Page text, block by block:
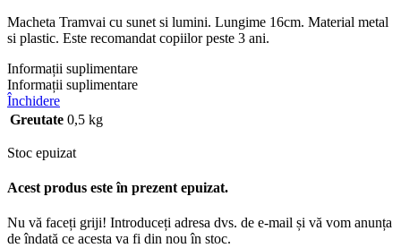
Macheta Tramvai cu sunet si lumini. Lungime 16cm. Material metal
si plastic. Este recomandat copiilor peste 3 ani.
Informații suplimentare
Informații suplimentare
Închidere
Greutate 0,5 kg
Stoc epuizat
Acest produs este în prezent epuizat.
Nu vă faceți griji! Introduceți adresa dvs. de e-mail și vă vom anunța
de îndată ce acesta va fi din nou în stoc.